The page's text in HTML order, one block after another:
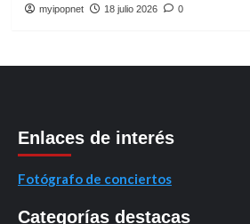
myipopnet 18 julio 2026 0
Enlaces de interés
Fotógrafo de conciertos
Categorías destacas